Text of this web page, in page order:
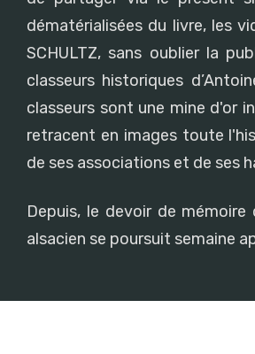
dématérialisées du livre, les
SCHULTZ, sans oublier la
classeurs historiques
classeurs sont une mine d'or
retracent en images toute
de ses associations et de ses
Depuis, le devoir de
alsacien se poursuit semaine